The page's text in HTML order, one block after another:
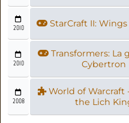
2010 StarCraft II:
2010
Transformers: La
Cybertron
2008
World of Warcraft
the Lich